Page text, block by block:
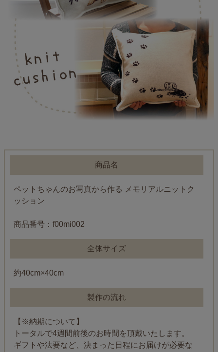
商品名
ペットちゃんのお写真から作る メモリアルニットク
ッション
商品番号：f00mi002
全体サイズ
約40cm×40cm
製作の流れ
【※納期について】
トータルで4週間前後のお時間を頂戴いたします。
ギフトや法要など、決まった日程にお届けが必要な